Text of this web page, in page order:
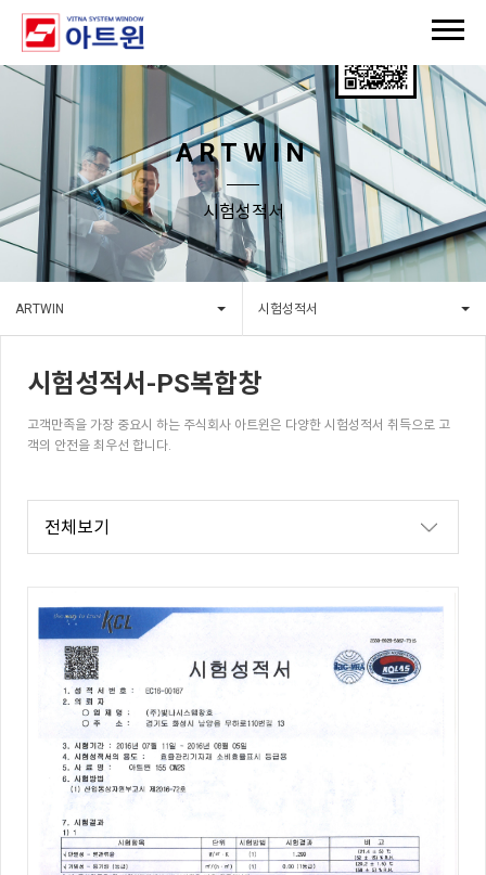
ARTWIN
시험성적서
ARTWIN 시험성적서
시험성적서-PS복합창
고객만족을 가장 중요시 하는 주식회사 아트윈은 다양한 시험성적서 취득으로 고
객의 안전을 최우선 합니다.